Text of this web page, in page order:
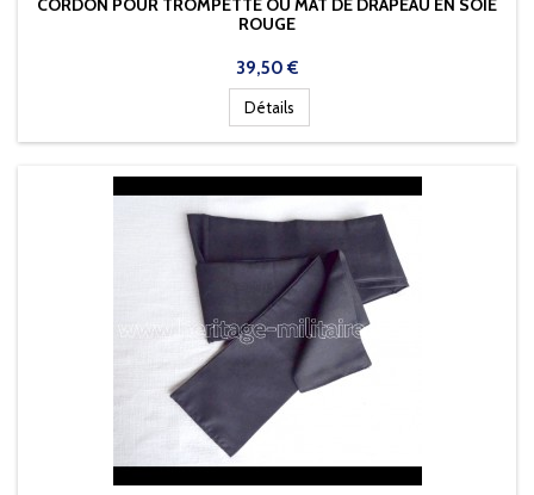
CORDON POUR TROMPETTE OU MAT DE DRAPEAU EN SOIE
ROUGE
Prix
39,50 €
Détails